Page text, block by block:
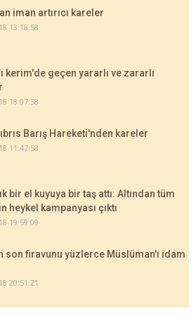
iman artırıcı kareler
13:18:58
kerim'de geçen yararlı ve zararlı
18:07:58
Barış Hareketi'nden kareler
11:47:58
bir el kuyuya bir taş attı: Altından tüm
heykel kampanyası çıktı
19:59:09
son firavunu yüzlerce Müslüman'ı idam
20:51:21